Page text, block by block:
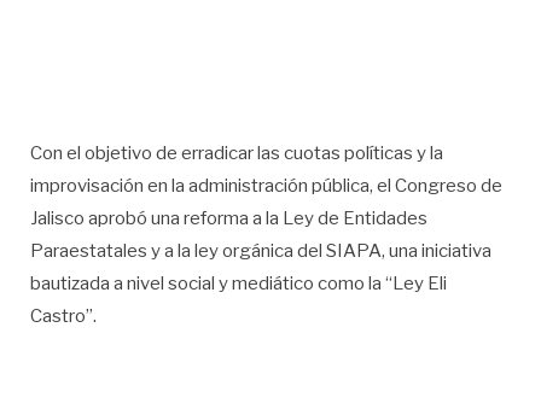
Con el objetivo de erradicar las cuotas políticas y la
improvisación en la administración pública, el Congreso de
Jalisco aprobó una reforma a la Ley de Entidades
Paraestatales y a la ley orgánica del SIAPA, una iniciativa
bautizada a nivel social y mediático como la “Ley Eli
Castro”.